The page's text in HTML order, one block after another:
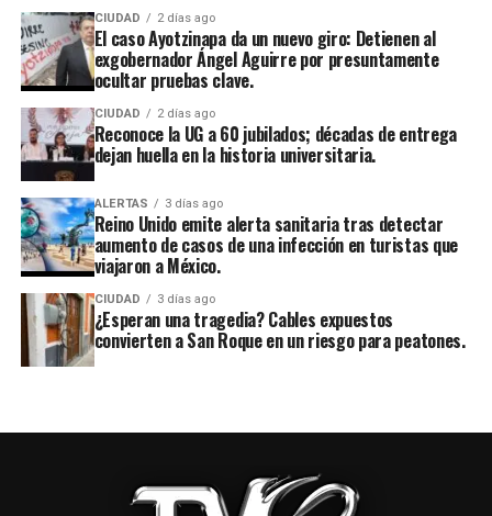
CIUDAD 2 días ago
El caso Ayotzinapa da un nuevo giro: Detienen al
exgobernador Ángel Aguirre por presuntamente
ocultar pruebas clave.
CIUDAD 2 días ago
Reconoce la UG a 60 jubilados; décadas de entrega
dejan huella en la historia universitaria.
ALERTAS 3 días ago
Reino Unido emite alerta sanitaria tras detectar
aumento de casos de una infección en turistas que
viajaron a México.
CIUDAD 3 días ago
¿Esperan una tragedia? Cables expuestos
convierten a San Roque en un riesgo para peatones.